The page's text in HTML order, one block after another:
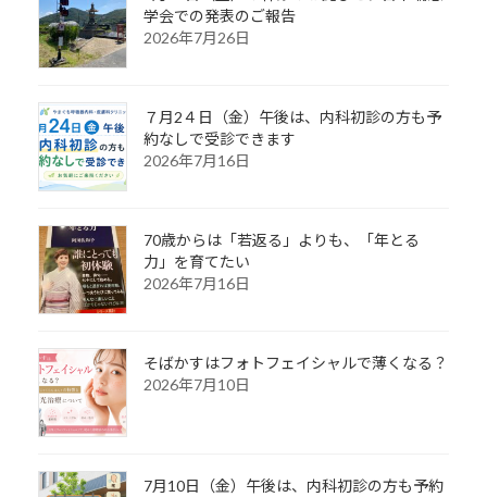
学会での発表のご報告
2026年7月26日
７月2４日（金）午後は、内科初診の方も予
約なしで受診できます
2026年7月16日
70歳からは「若返る」よりも、「年とる
力」を育てたい
2026年7月16日
そばかすはフォトフェイシャルで薄くなる？
2026年7月10日
7月10日（金）午後は、内科初診の方も予約